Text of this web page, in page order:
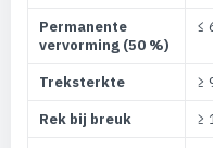
Permanente
vervorming (50 %)
≤
Treksterkte
≥
Rek bij breuk
≥